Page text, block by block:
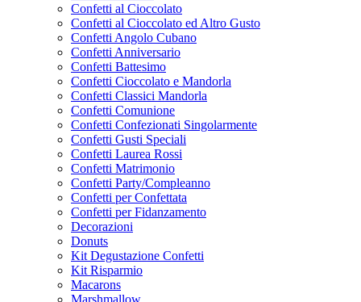
Confetti al Cioccolato
Confetti al Cioccolato ed Altro Gusto
Confetti Angolo Cubano
Confetti Anniversario
Confetti Battesimo
Confetti Cioccolato e Mandorla
Confetti Classici Mandorla
Confetti Comunione
Confetti Confezionati Singolarmente
Confetti Gusti Speciali
Confetti Laurea Rossi
Confetti Matrimonio
Confetti Party/Compleanno
Confetti per Confettata
Confetti per Fidanzamento
Decorazioni
Donuts
Kit Degustazione Confetti
Kit Risparmio
Macarons
Marshmallow